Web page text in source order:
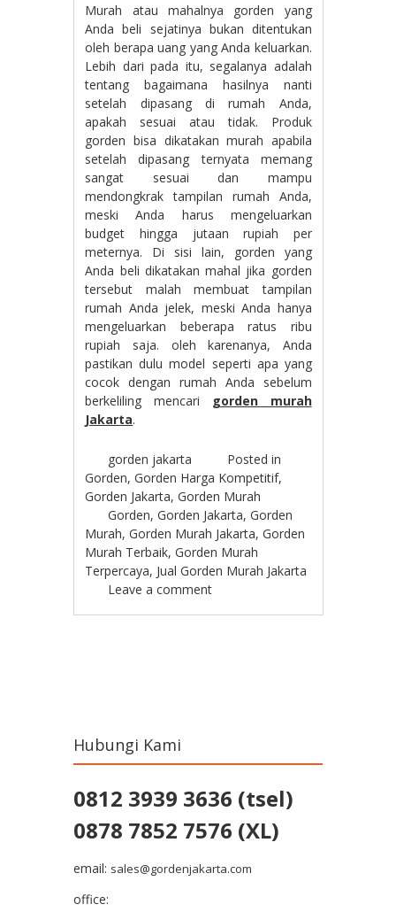
Murah atau mahalnya gorden yang
Anda beli sejatinya bukan ditentukan
oleh berapa uang yang Anda keluarkan.
Lebih dari pada itu, segalanya adalah
tentang bagaimana hasilnya nanti
setelah dipasang di rumah Anda,
apakah sesuai atau tidak. Produk
gorden bisa dikatakan murah apabila
setelah dipasang ternyata memang
sangat sesuai dan mampu
mendongkrak tampilan rumah Anda,
meski Anda harus mengeluarkan
budget hingga jutaan rupiah per
meternya. Di sisi lain, gorden yang
Anda beli dikatakan mahal jika gorden
tersebut malah membuat tampilan
rumah Anda jelek, meski Anda hanya
mengeluarkan beberapa ratus ribu
rupiah saja. oleh karenanya, Anda
pastikan dulu model seperti apa yang
cocok dengan rumah Anda sebelum
berkeliling mencari
gorden murah
Jakarta.
gorden jakarta
Posted in
Gorden,Gorden Harga Kompetitif,
Gorden Jakarta,Gorden Murah
Gorden,Gorden Jakarta,Gorden
Murah,Gorden Murah Jakarta,Gorden
Murah Terbaik,Gorden Murah
Terpercaya, Jual Gorden Murah Jakarta
Leave a comment
Hubungi Kami
0812 3939 3636 (tsel)
0878 7852 7576 (XL)
email: sales@gordenjakarta.com
office: